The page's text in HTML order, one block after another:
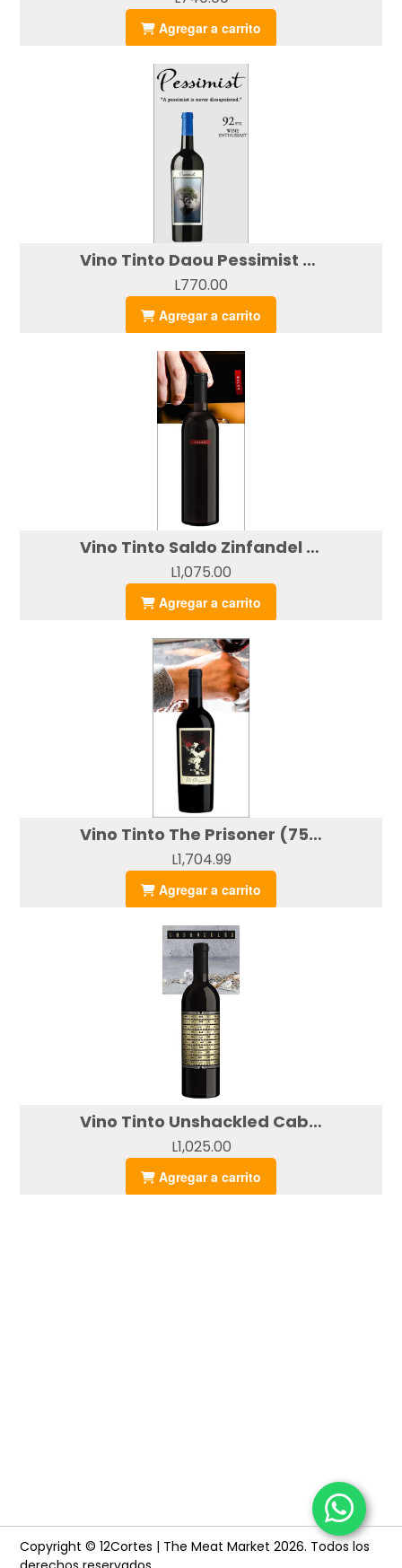
Agregar a carrito
Vino Tinto Daou Pessimist (750ml)
L770.00
Agregar a carrito
Vino Tinto Saldo Zinfandel (750ml)
L1,075.00
Agregar a carrito
Vino Tinto The Prisoner (750ml)
L1,704.99
Agregar a carrito
Vino Tinto Unshackled Cabernet Sauvignon (750ml)
L1,025.00
Agregar a carrito
Copyright © 12Cortes | The Meat Market 2026. Todos los